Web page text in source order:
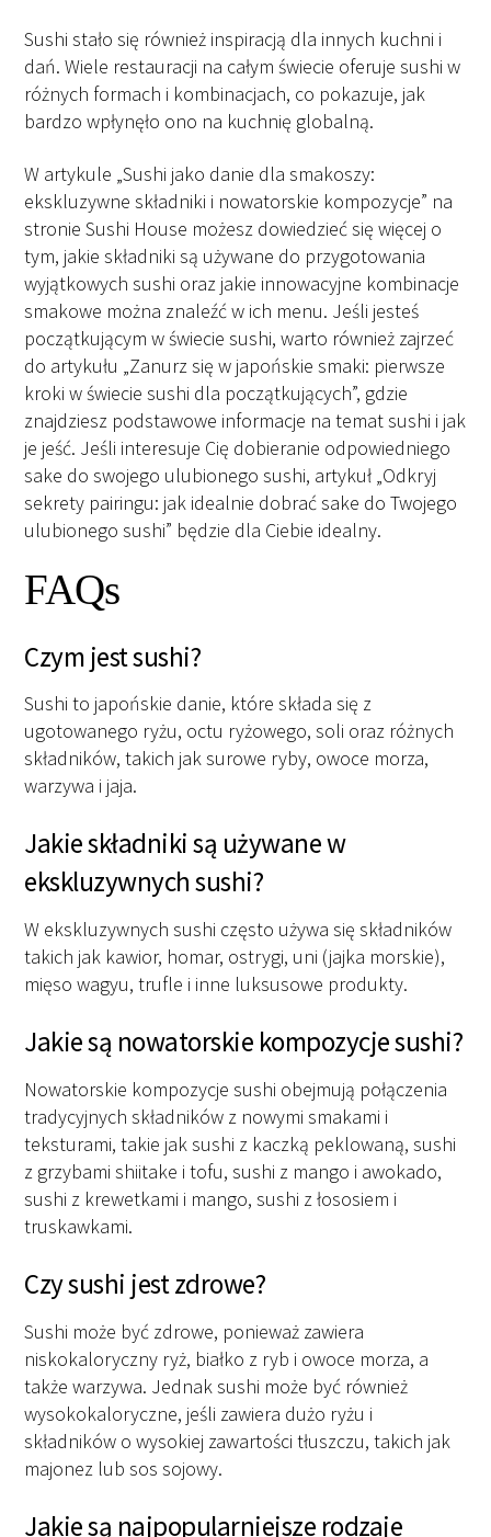
Sushi stało się również inspiracją dla innych kuchni i
dań. Wiele restauracji na całym świecie oferuje sushi w
różnych formach i kombinacjach, co pokazuje, jak
bardzo wpłynęło ono na kuchnię globalną.
W artykule „Sushi jako danie dla smakoszy:
ekskluzywne składniki i nowatorskie kompozycje” na
stronie Sushi House możesz dowiedzieć się więcej o
tym, jakie składniki są używane do przygotowania
wyjątkowych sushi oraz jakie innowacyjne kombinacje
smakowe można znaleźć w ich menu. Jeśli jesteś
początkującym w świecie sushi, warto również zajrzeć
do artykułu „Zanurz się w japońskie smaki: pierwsze
kroki w świecie sushi dla początkujących”, gdzie
znajdziesz podstawowe informacje na temat sushi i jak
je jeść. Jeśli interesuje Cię dobieranie odpowiedniego
sake do swojego ulubionego sushi, artykuł „Odkryj
sekrety pairingu: jak idealnie dobrać sake do Twojego
ulubionego sushi” będzie dla Ciebie idealny.
FAQs
Czym jest sushi?
Sushi to japońskie danie, które składa się z
ugotowanego ryżu, octu ryżowego, soli oraz różnych
składników, takich jak surowe ryby, owoce morza,
warzywa i jaja.
Jakie składniki są używane w
ekskluzywnych sushi?
W ekskluzywnych sushi często używa się składników
takich jak kawior, homar, ostrygi, uni (jajka morskie),
mięso wagyu, trufle i inne luksusowe produkty.
Jakie są nowatorskie kompozycje sushi?
Nowatorskie kompozycje sushi obejmują połączenia
tradycyjnych składników z nowymi smakami i
teksturami, takie jak sushi z kaczką peklowaną, sushi
z grzybami shiitake i tofu, sushi z mango i awokado,
sushi z krewetkami i mango, sushi z łososiem i
truskawkami.
Czy sushi jest zdrowe?
Sushi może być zdrowe, ponieważ zawiera
niskokaloryczny ryż, białko z ryb i owoce morza, a
także warzywa. Jednak sushi może być również
wysokokaloryczne, jeśli zawiera dużo ryżu i
składników o wysokiej zawartości tłuszczu, takich jak
majonez lub sos sojowy.
Jakie są najpopularniejsze rodzaje